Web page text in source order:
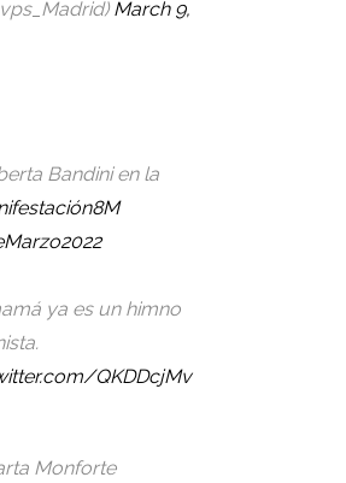
March 9,
Bandini en la
ya es un himno
QKDDcjMv
Monforte